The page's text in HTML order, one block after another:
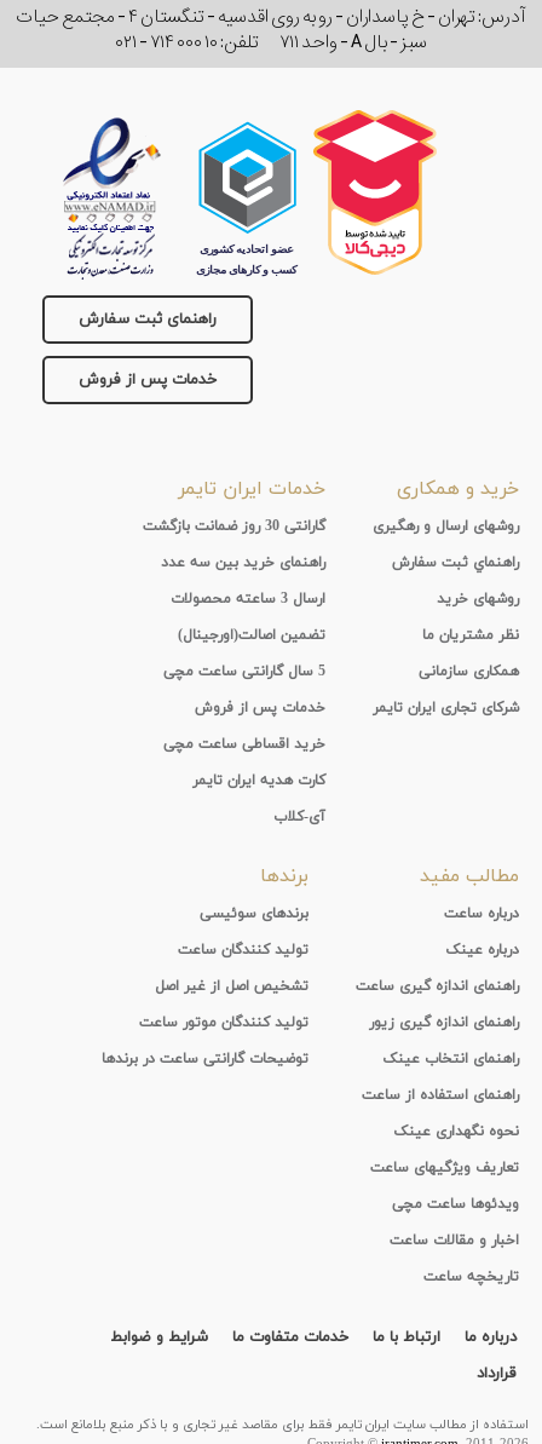
رنگ
لنز
میزان
تیرگی
میزان
فریم
آدرس: تهران - خ پاسداران - رو به روی اقدسیه - تنگستان ۴ - مجتمع حیات
سبز - بال A - واحد ۷۱۱
تلفن:۰۲۱ - ۷۱۴ ۰۰۰ ۱۰
راهنمای ثبت سفارش
خدمات پس از فروش
خرید و همکاری
روشهای ارسال و رهگیری
راهنماي ثبت سفارش
روشهای خرید
نظر مشتریان ما
همکاری سازمانی
شرکای تجاری ایران تایمر
خدمات ایران تایمر
گارانتی 30 روز ضمانت بازگشت
راهنمای خرید بین سه عدد
ارسال 3 ساعته محصولات
تضمین اصالت(اورجینال)
5 سال گارانتی ساعت مچی
خدمات پس از فروش
خرید اقساطی ساعت مچی
کارت هدیه ایران تایمر
آی-کلاب
مطالب مفید
درباره ساعت
درباره عینک
راهنمای اندازه گیری ساعت
راهنمای اندازه گیری زیور
راهنمای انتخاب عینک
راهنمای استفاده از ساعت
نحوه نگهداری عینک
تعاریف ویژگیهای ساعت
ویدئوها ساعت مچی
اخبار و مقالات ساعت
تاریخچه ساعت
برندها
برندهای سوئیسی
تولید کنندگان ساعت
تشخیص اصل از غیر اصل
تولید کنندگان موتور ساعت
توضیحات گارانتی ساعت در برندها
درباره ما ارتباط با ما خدمات متفاوت ما
شرایط و ضوابط
قرارداد
استفاده از مطالب سايت ایران تایمر فقط برای مقاصد غیر تجاری و با ذکر منبع بلامانع است.